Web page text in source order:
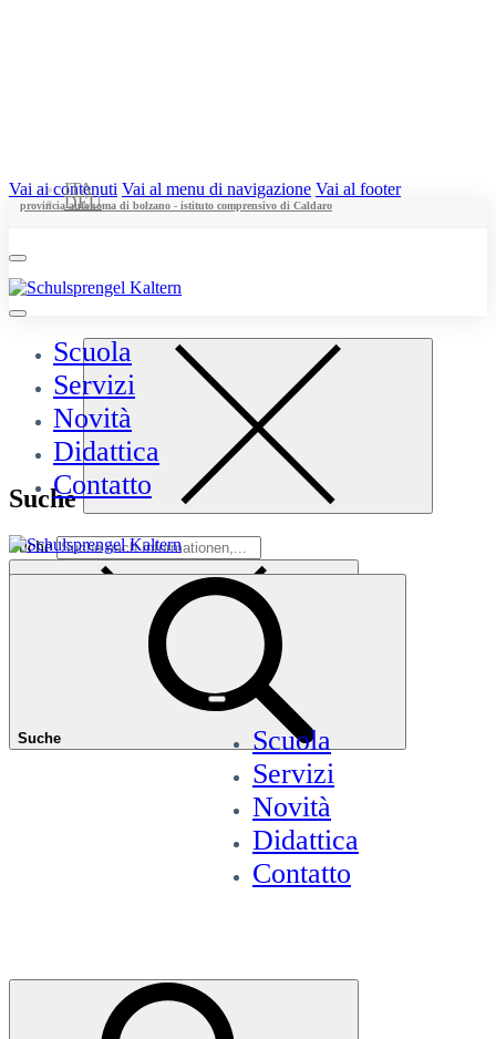
Vai ai contenuti Vai al menu di navigazione Vai al footer
provincia autonoma di bolzano - istituto comprensivo di Caldaro
ITA
DEU
Scuola
Servizi
Novità
Didattica
Contatto
Suche
Scuola
Servizi
Novità
Didattica
Contatto
Suche
Suche